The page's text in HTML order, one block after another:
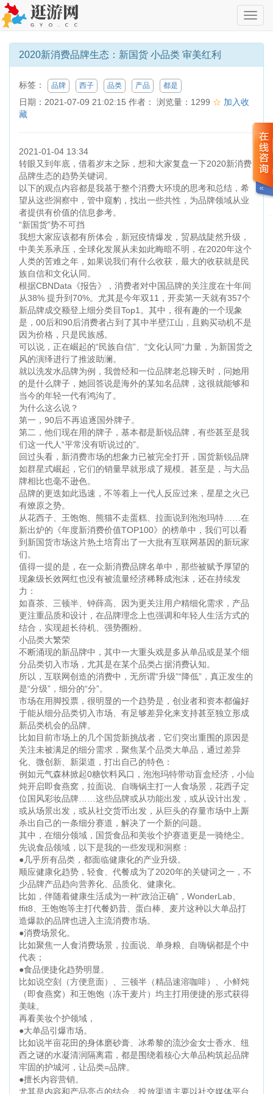
切
换
导
2020新消费品牌生态：新国货 小品类 审美红利
标签： 品牌 西子 品类 产品 都是
日期：2021-07-09 21:02:15 作者： 浏览量：1299 ☆ 加入收
藏
2021-01-04 13:34
转眼又到年底，借着岁末之际，想和大家复盘一下2020新消费
品牌生态的趋势关键词。
以下的观点内容都是我基于整个消费大环境的思考和总结，希
望从这些洞察中，管中窥豹，找出一些共性，为品牌领域从业
者提供有价值的信息参考。
“新国货”势不可挡
我想大家应该都有所体会，新冠疫情爆发，贸易战陡然升级，
中美关系承压，全球化发展从未如此晦暗不明，在2020年这个
人类的苦难之年，如果说我们有什么收获，最大的收获就是民
族自信和文化认同。
根据CBNData《报告》，消费者对中国品牌的关注度在十年间
从38% 提升到70%。尤其是今年双11，开卖第一天就有357个
新品牌成交额登上细分类目Top1。其中，很有趣的一个现象
是，00后和90后消费者占到了其中半壁江山，且购买动机不是
因为价格，只是民族感。
可以说，正在崛起的“民族自信”、“文化认同”力量，为新国货之
风的演绎进行了推波助澜。
就以洗发水品牌为例，我曾经和一位品牌老总聊天时，问她用
的是什么牌子，她回答说是海外的某知名品牌，这很就能够和
当今的年轻一代有鸿沟了。
为什么这么说？
第一，90后不再追逐国外牌子。
第二，他们现在用的牌子，基本都是新锐品牌，有些甚至是我
们这一代人“平常没有听说过的”。
回过头看，新消费市场的想象力已被完全打开，国货新锐品牌
如群星式崛起，它们的销量早就形成了规模。甚至是，与大品
牌相比也毫不逊色。
品牌的更迭如此迅速，不等着上一代人反应过来，星星之火已
有燎原之势。
从花西子、王饱饱、熊猫不走蛋糕、拉面说到泡泡玛特……在
新出炉的《年度新消费价值TOP100》的榜单中，我们可以看
到新国货市场这片热土培育出了一大批有互联网基因的新玩家
们。
值得一提的是，在一众新消费品牌名单中，那些被赋予厚望的
现象级长效网红也没有被流量经济稀释成泡沫，还在持续发
力：
如喜茶、三顿半、钟薛高、因为更关注用户精细化需求，产品
更注重品质和设计，在品牌理念上也强调和年轻人生活方式的
结合，实现超长待机、强势圈粉。
小品类大繁荣
不断涌现的新品牌中，其中一大重头戏是多从单品或是某个细
分品类切入市场，尤其是在某个品类占据消费认知。
所以，互联网创造的消费中，无所谓“升级”“降低”，真正发生的
是“分级”，细分的“分”。
市场在用脚投票，很明显的一个趋势是，创业者和资本都偏好
于能从细分品类切入市场、有足够差异化来支持甚至独立形成
新品类机会的品牌。
比如目前市场上的几个国货新挑战者，它们突出重围的原因是
关注未被满足的细分需求，聚焦某个品类大单品，通过差异
化、微创新、新渠道，打出自己的特色：
例如元气森林掀起0糖饮料风口，泡泡玛特带动盲盒经济，小仙
炖开启即食燕窝，拉面说、自嗨锅主打一人食场景，花西子定
位国风彩妆品牌……这些品牌或从功能出发，或从设计出发，
或从场景出发，或从社交货币出发，从巨头的存量市场中上厮
杀出自己的一条细分赛道，解决了一个新的问题。
其中，在细分领域，国货食品和美妆个护赛道更是一骑绝尘。
先说食品领域，以下是我的一些发现和洞察：
●几乎所有品类，都面临健康化的产业升级。
顺应健康化趋势，轻食、代餐成为了2020年的关键词之一，不
少品牌产品趋向营养化、品质化、健康化。
比如，伴随着健康生活成为一种“政治正确”，WonderLab、
ffit8、王饱饱等主打代餐奶昔、蛋白棒、麦片这种以大单品打
造爆款的品牌也进入主流消费市场。
●消费场景化。
比如聚焦一人食消费场景，拉面说、单身粮、自嗨锅都是个中
代表；
●食品便捷化趋势明显。
比如说空刻（方便意面）、三顿半（精品速溶咖啡）、小鲜炖
（即食燕窝）和王饱饱（冻干麦片）均主打用便捷的形式获得
美味。
再看美妆个护领域，
●大单品引爆市场。
比如说半亩花田的身体磨砂膏、冰希黎的流沙金女士香水、纽
西之谜的水凝清润隔离霜，都是围绕着核心大单品构筑起品牌
牢固的护城河，让品类=品牌。
●擅长内容营销。
尤其是内容和产品亮点的结合，投放渠道主要以社交媒体平台